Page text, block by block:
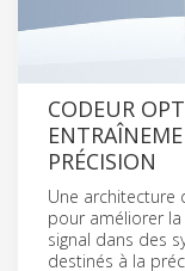
CODEUR
PRÉCISION
Une architecture
pour améliorer la
signal dans des
destinés à la